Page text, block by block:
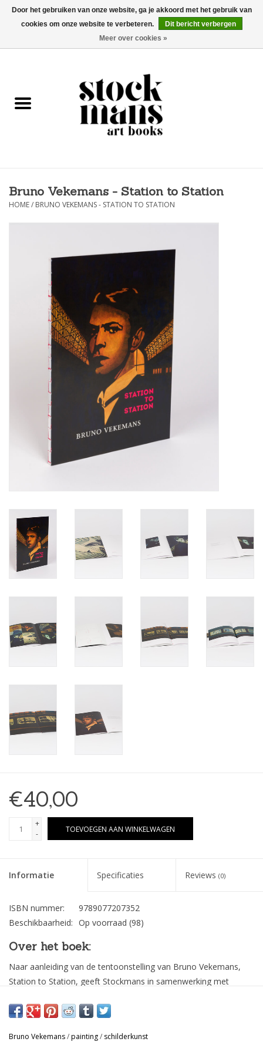
0 Artikelen - €0,00
KALENDERS
BOEKHANDELS / BEURZEN
Bruno Vekemans - Station to Station
HOME/ BRUNO VEKEMANS - STATION TO STATION
€40,00
+
-
TOEVOEGEN AAN WINKELWAGEN
Informatie Specificaties Reviews (0)
ISBN nummer:
9789077207352
Beschikbaarheid: Op voorraad (98)
Over het boek:
Naar aanleiding van de tentoonstelling van Bruno Vekemans,
Station to Station, geeft Stockmans in samenwerking met
nieuwe werken van deze Belgische hedendaagse schilder. De
verlangen of heimwee via stations en treinen. Vekemans brengt
Bruno Vekemans/painting/ schilderkunst
Door het gebruiken van onze website, ga je akkoord met het gebruik van
cookies om onze website te verbeteren.
Dit bericht verbergen
Meer over cookies »